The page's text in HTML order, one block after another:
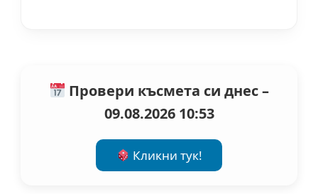
Провери късмета си днес –
09.08.2026 10:53
Кликни тук!